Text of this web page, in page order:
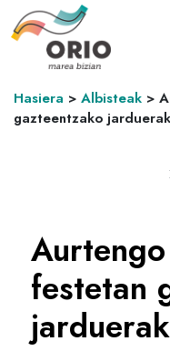
Hasiera > Albisteak >
gazteentzako
festetan